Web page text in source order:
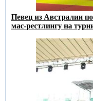
Певец из Австралии
мас-рестлингу на